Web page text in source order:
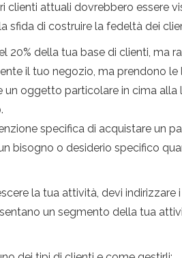
clienti attuali dovrebbero essere
sfida di costruire la fedeltà dei
20% della tua base di clienti, ma
il tuo negozio, ma prendono
un oggetto particolare in cima
specifica di acquistare un
bisogno o desiderio specifico
la tua attività, devi
un segmento della tua